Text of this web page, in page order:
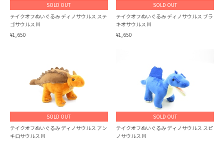
SOLD OUT
テイクオフぬいぐるみ ディノサウルス ステ
ゴサウルス M
¥1,650
SOLD OUT
テイクオフぬいぐるみ ディノサウルス ブラ
キオサウルス M
¥1,650
SOLD OUT
テイクオフぬいぐるみ ディノサウルス アン
キロサウルス M
SOLD OUT
テイクオフぬいぐるみ ディノサウルス スピ
ノサウルス M